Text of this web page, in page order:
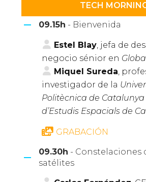
TECH
09.15h - Bienvenida
Estel Blay, jefa de
negocio sénior en
Miquel Sureda,
investigador de la
Politècnica de Catalunya
d’Estudis Espacials de
GRABACIÓN
09.30h - Constelaciones
satélites